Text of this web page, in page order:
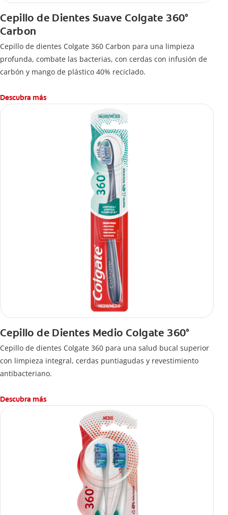
Cepillo de Dientes Suave Colgate 360°
Carbon
Cepillo de dientes Colgate 360 ​​Carbon para una limpieza
profunda, combate las bacterias, con cerdas con infusión de
carbón y mango de plástico 40% reciclado.
Descubra más
Cepillo de Dientes Medio Colgate 360°
Cepillo de dientes Colgate 360 ​​para una salud bucal superior
con limpieza integral, cerdas puntiagudas y revestimiento
antibacteriano.
Descubra más